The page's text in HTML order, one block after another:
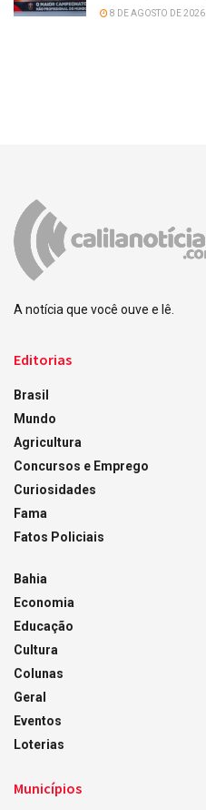
8 DE AGOSTO DE 2026
A notícia que você ouve e lê.
Editorias
Brasil
Mundo
Agricultura
Concursos e Emprego
Curiosidades
Fama
Fatos Policiais
Bahia
Economia
Educação
Cultura
Colunas
Geral
Eventos
Loterias
Municípios